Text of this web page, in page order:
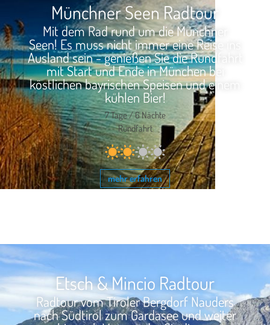
Münchner Seen Radtour
Mit dem Rad rund um die Münchner
Seen! Es muss nicht immer eine Reise ins
Ausland sein - genießen Sie die Rundfahrt
mit Start und Ende in München bei
köstlichen bayrischen Speisen und einem
kühlen Bier!
7 Tage / 6 Nächte
Rundfahrt
mehr erfahren
Etsch & Mincio Radtour
Radtour vom Tiroler Bergdorf Nauders
nach Südtirol zum Gardasee und weiter